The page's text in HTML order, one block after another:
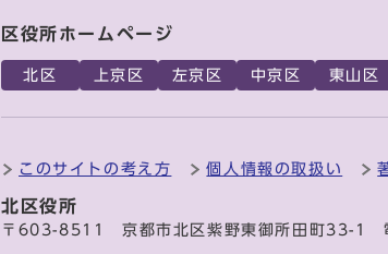
区役所ホームページ
北区 上京区 左京区 中京区 東山区
このサイトの考え方 個人情報の取扱い
北区役所
〒603-8511 京都市北区紫野東御所田町33-1